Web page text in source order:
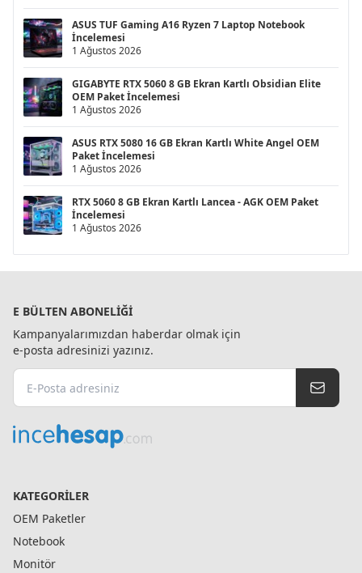
ASUS TUF Gaming A16 Ryzen 7 Laptop Notebook
İncelemesi
1 Ağustos 2026
GIGABYTE RTX 5060 8 GB Ekran Kartlı Obsidian Elite
OEM Paket İncelemesi
1 Ağustos 2026
ASUS RTX 5080 16 GB Ekran Kartlı White Angel OEM
Paket İncelemesi
1 Ağustos 2026
RTX 5060 8 GB Ekran Kartlı Lancea - AGK OEM Paket
İncelemesi
1 Ağustos 2026
E BÜLTEN ABONELIĞI
Kampanyalarımızdan haberdar olmak için
e-posta adresinizi yazınız.
KATEGORILER
OEM Paketler
Notebook
Monitör